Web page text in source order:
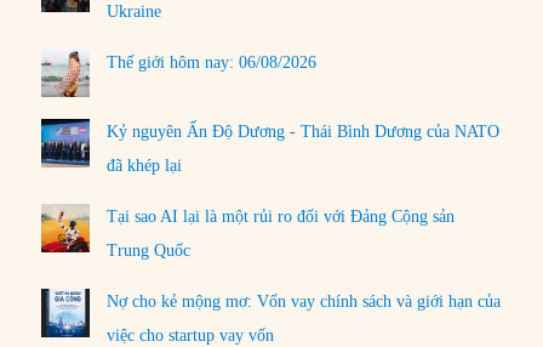
Ukraine
Thế giới hôm nay: 06/08/2026
Kỷ nguyên Ấn Độ Dương - Thái Bình Dương của NATO
đã khép lại
Tại sao AI lại là một rủi ro đối với Đảng Cộng sản
Trung Quốc
Nợ cho kẻ mộng mơ: Vốn vay chính sách và giới hạn của
việc cho startup vay vốn